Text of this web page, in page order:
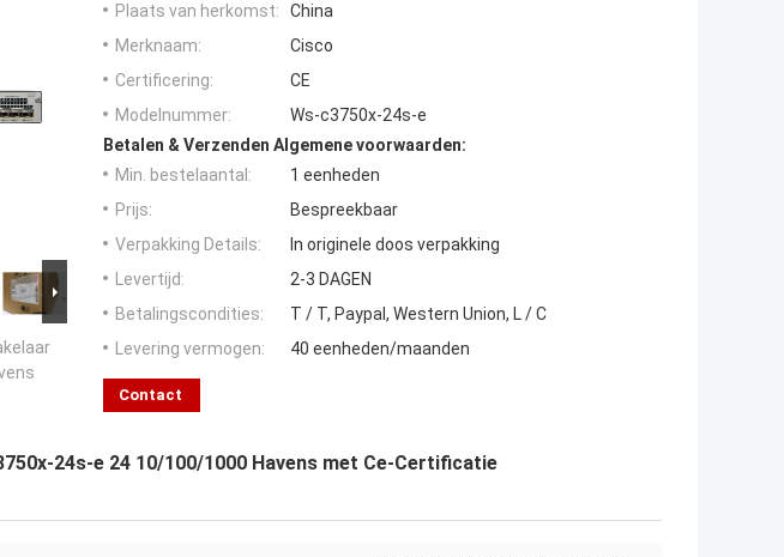
Plaats van herkomst:
China
Merknaam:
Cisco
Certificering:
CE
Modelnummer:
Ws-c3750x-24s-e
Betalen & Verzenden Algemene voorwaarden:
Min. bestelaantal:
1 eenheden
Prijs:
Bespreekbaar
Verpakking Details:
In originele doos verpakking
Levertijd:
2-3 DAGEN
Betalingscondities:
T / T, Paypal, Western Union, L / C
Levering vermogen:
40 eenheden/maanden
Contact
24s-e 24 10/100/1000 Havens met Ce-Certificatie